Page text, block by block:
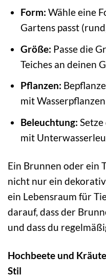
Form: Wähle eine
Gartens passt
Größe: Passe die
Teiches an deinen
Pflanzen:
mit
Beleuchtung:
mit
Ein Brunnen oder ein
nicht nur ein
ein Lebensraum für
darauf, dass der
und dass du
Hochbeete und
Stil